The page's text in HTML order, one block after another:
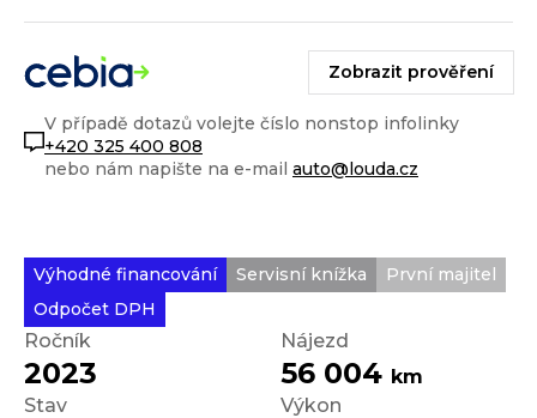
Výhodné financování Servisní knížka
První majitel
Odpočet DPH
Ročník
2023
Nájezd
56 004 km
Stav
Výkon
Zobrazit prověření
V případě dotazů volejte číslo nonstop infolinky
+420 325 400 808
nebo nám napište na e-mail auto@louda.cz